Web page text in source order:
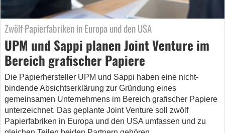
Zwölf Papierfabriken in Europa und den USA
UPM und Sappi planen Joint Venture im
Bereich grafischer Papiere
Die Papierhersteller UPM und Sappi haben eine nicht-
bindende Absichtserklärung zur Gründung eines
gemeinsamen Unternehmens im Bereich grafischer Papiere
unterzeichnet. Das geplante Joint Venture soll zwölf
Papierfabriken in Europa und den USA umfassen und zu